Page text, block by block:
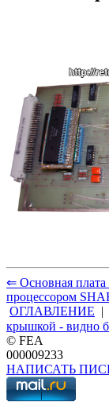
⇐ Основная
процессором
ОГЛАВЛЕНИЕ |
крышкой - видно
© FEA
000009233
НАПИСАТЬ